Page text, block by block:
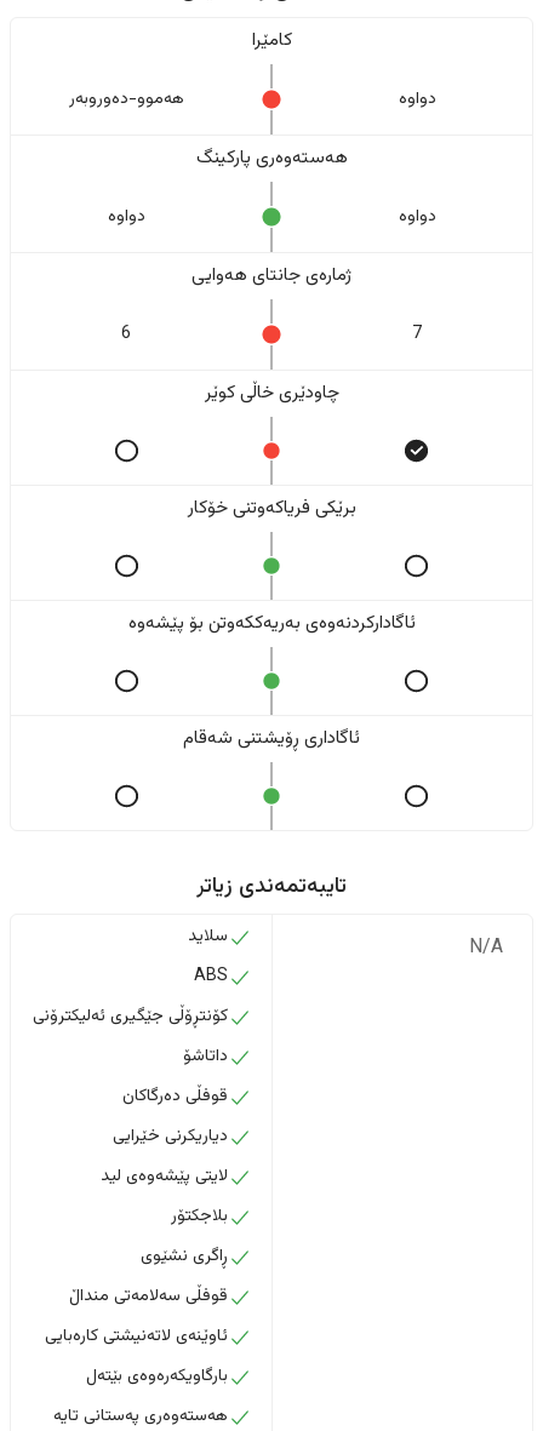
کامێرا
دواوە هەموو-دەوروبەر
هەستەوەری پارکینگ
دواوە دواوە
ژمارەی جانتای هەوایی
7
6
چاودێری خاڵی کوێر
برێکی فریاکەوتنی خۆکار
ئاگادارکردنەوەی بەریەککەوتن بۆ پێشەوە
ئاگاداری ڕۆیشتنی شەقام
تایبەتمەندی زیاتر
N/A
سلاید
ABS
کۆنتڕۆڵی جێگیری ئەلیکترۆنی
داتاشۆ
قوفڵی دەرگاکان
دیاریکرنی خێرایی
لایتی پێشەوەی لید
بلاجکتۆر
ڕاگری نشێوی
قوفڵی سەلامەتی منداڵ
ئاوێنەی لاتەنیشتی کارەبایی
بارگاویکەرەوەی بێتەل
هەستەوەری پەستانی تایە